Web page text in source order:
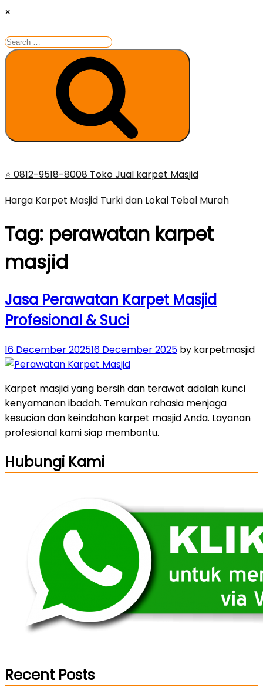
×
Search
for:
Search
Skip
content
⭐ 0812-9518-8008 Toko Jual karpet Masjid
Harga Karpet Masjid Turki dan Lokal Tebal Murah
Tag: perawatan karpet
masjid
Jasa Perawatan Karpet Masjid
Profesional & Suci
Posted
on
16 December 202516 December 2025 by karpetmasjid
Karpet masjid yang bersih dan terawat adalah kunci
kenyamanan ibadah. Temukan rahasia menjaga
kesucian dan keindahan karpet masjid Anda. Layanan
profesional kami siap membantu.
Hubungi Kami
Recent Posts